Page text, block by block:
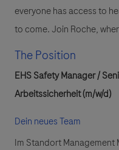
everyone has access to
to come. Join Roche,
The Position
EHS Safety Manager /
Arbeitssicherheit (m/w/d)
Dein neues Team
Im Standort Management